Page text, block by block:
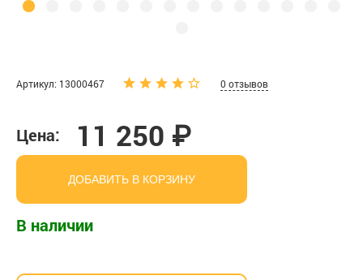
Артикул: 13000467 0 отзывов
Цена: 11 250 ₽
ДОБАВИТЬ В КОРЗИНУ
В наличии